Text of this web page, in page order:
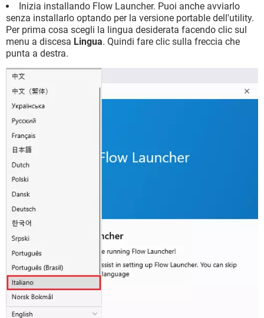
Inizia installando Flow Launcher. Puoi anche avviarlo
senza installarlo optando per la versione portable dell'utility.
Per prima cosa scegli la lingua desiderata facendo clic sul
menu a discesa Lingua. Quindi fare clic sulla freccia che
punta a destra.